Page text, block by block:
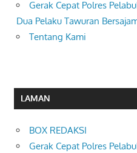
Gerak Cepat Polres
Dua Pelaku Tawuran
Tentang Kami
LAMAN
BOX REDAKSI
Gerak Cepat Polres